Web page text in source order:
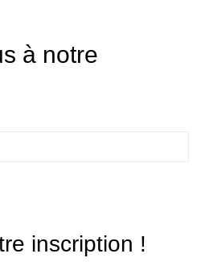
à notre
inscription !